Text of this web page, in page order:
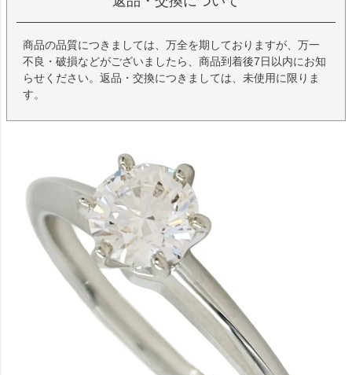
商品の品質につきましては、万全を期しておりますが、万一
不良・破損などがございましたら、商品到着後7日以内にお知
らせください。返品・交換につきましては、未使用に限りま
す。